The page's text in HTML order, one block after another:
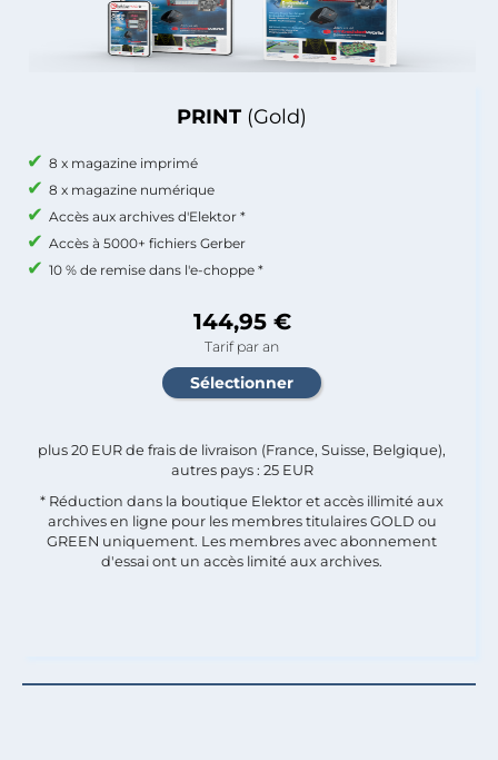
PRINT (Gold)
8 x magazine imprimé
8 x magazine numérique
Accès aux archives d'Elektor *
Accès à 5000+ fichiers Gerber
10 % de remise dans l'e-choppe *
144,95 €
Tarif par an
plus 20 EUR de frais de livraison (France, Suisse, Belgique),
autres pays : 25 EUR
* Réduction dans la boutique Elektor et accès illimité aux
archives en ligne pour les membres titulaires GOLD ou
GREEN uniquement. Les membres avec abonnement
d'essai ont un accès limité aux archives.